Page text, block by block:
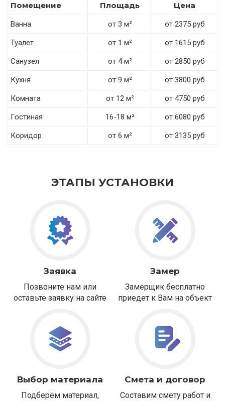
Помещение Площадь Цена
Ванна от 3 м² от 2375 руб
Туалет от 1 м² от 1615 руб
Санузел от 4 м² от 2850 руб
Кухня от 9 м² от 3800 руб
Комната от 12 м² от 4750 руб
Гостиная 16-18 м² от 6080 руб
Коридор от 6 м² от 3135 руб
ЭТАПЫ УСТАНОВКИ
Заявка
Позвоните нам или
оставьте заявку на сайте
Замер
Замерщик бесплатно
приедет к Вам на объект
Выбор материала
Подберём материал,
Смета и договор
Составим смету работ и